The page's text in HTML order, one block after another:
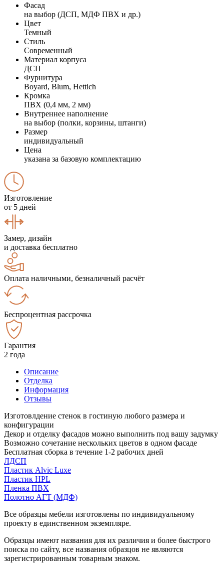
Фасад
на выбор (ДСП, МДФ ПВХ и др.)
Цвет
Темный
Стиль
Современный
Материал корпуса
ДСП
Фурнитура
Boyard, Blum, Hettich
Кромка
ПВХ (0,4 мм, 2 мм)
Внутреннее наполнение
на выбор (полки, корзины, штанги)
Размер
индивидуальный
Цена
указана за базовую комплектацию
Изготовление
от 5 дней
Замер, дизайн
и доставка бесплатно
Оплата наличными, безналичный расчёт
Беспроцентная рассрочка
Гарантия
2 года
Описание
Отделка
Информация
Отзывы
Изготовлдение стенок в гостиную любого размера и
конфигурации
Декор и отделку фасадов можно выполнить под вашу задумку
Возможно сочетание нескольких цветов в одном фасаде
Бесплатная сборка в течение 1-2 рабочих дней
ЛДСП
Пластик Alvic Luxe
Пластик HPL
Пленка ПВХ
Полотно АГТ (МДФ)
Все образцы мебели изготовлены по индивидуальному
проекту в единственном экземпляре.
Образцы имеют названия для их различия и более быстрого
поиска по сайту, все названия образцов не являются
зарегистрированным товарным знаком.